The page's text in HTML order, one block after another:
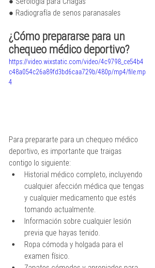
● Radiografía de senos paranasales
¿Cómo prepararse para un
chequeo médico deportivo?
https://video.wixstatic.com/video/4c9798_ce54b4
c48a054c26a89fd3bd6caa729b/480p/mp4/file.mp
4
Para prepararte para un chequeo médico
deportivo, es importante que traigas
contigo lo siguiente:
Historial médico completo, incluyendo
cualquier afección médica que tengas
y cualquier medicamento que estés
tomando actualmente.
Información sobre cualquier lesión
previa que hayas tenido.
Ropa cómoda y holgada para el
examen físico.